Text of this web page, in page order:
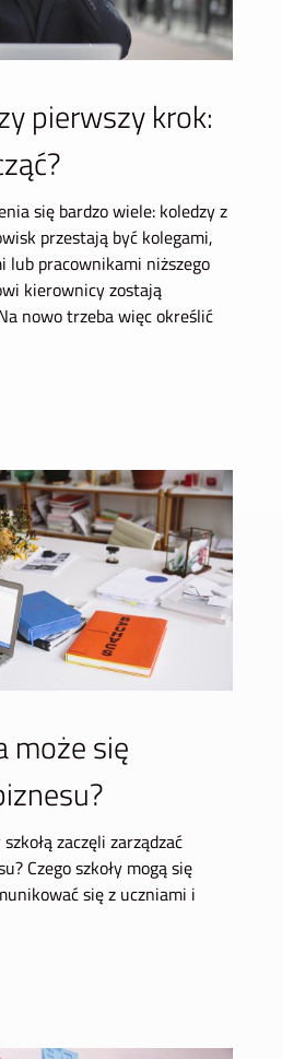
pierwszy krok:
się bardzo wiele: koledzy z
przestają być kolegami,
lub pracownikami niższego
kierownicy zostają
nowo trzeba więc określić
może się
zaczęli zarządzać
Czego szkoły mogą się
się z uczniami i